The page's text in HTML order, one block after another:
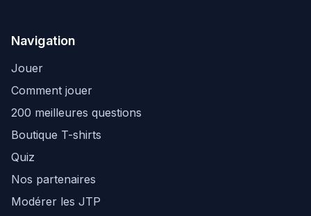
Navigation
Jouer
Comment jouer
200 meilleures questions
Boutique T-shirts
Quiz
Nos partenaires
Modérer les JTP